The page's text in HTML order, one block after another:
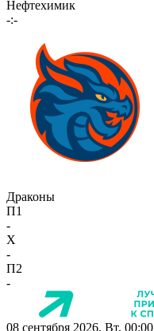
Нефтехимик
-:-
Драконы
П1
-
X
-
П2
-
08 сентября 2026, Вт, 00:00